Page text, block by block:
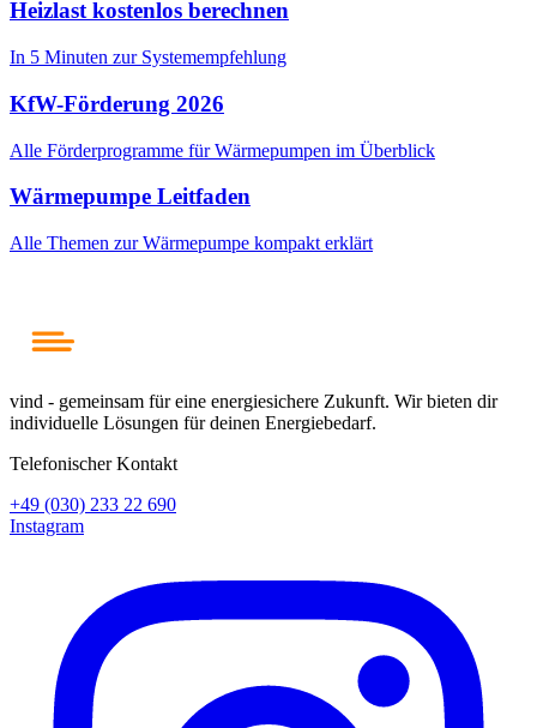
Heizlast kostenlos berechnen
In 5 Minuten zur Systemempfehlung
KfW-Förderung 2026
Alle Förderprogramme für Wärmepumpen im Überblick
Wärmepumpe Leitfaden
Alle Themen zur Wärmepumpe kompakt erklärt
vind - gemeinsam für eine energiesichere Zukunft. Wir bieten dir
individuelle Lösungen für deinen Energiebedarf.
Telefonischer Kontakt
+49 (030) 233 22 690
Instagram